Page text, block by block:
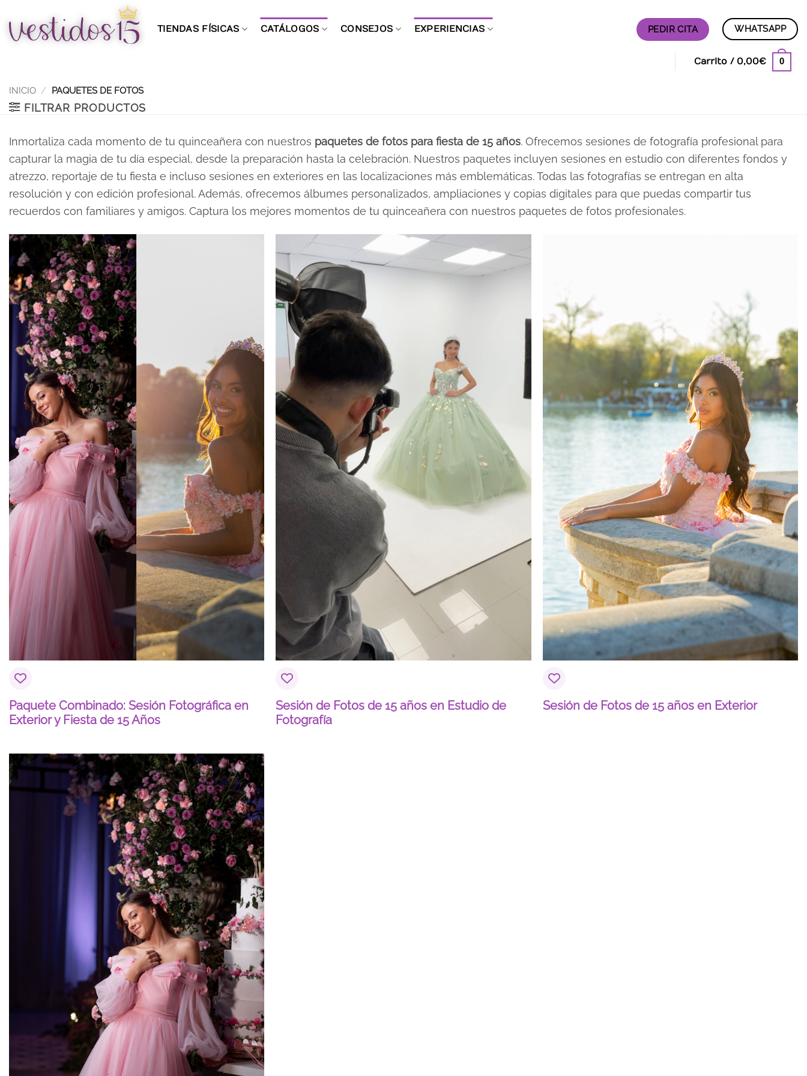
contenido
TIENDAS FÍSICAS CATÁLOGOS CONSEJOS EXPERIENCIAS PEDIR CITA WHATSAPP
Carrito / 0,00€ 0
INICIO / PAQUETES DE FOTOS
FILTRAR PRODUCTOS
Inmortaliza cada momento de tu quinceañera con nuestros paquetes de fotos para fiesta de 15 años. Ofrecemos sesiones de fotografía profesional para
capturar la magia de tu día especial, desde la preparación hasta la celebración. Nuestros paquetes incluyen sesiones en estudio con diferentes fondos y
atrezzo, reportaje de tu fiesta e incluso sesiones en exteriores en las localizaciones más emblemáticas. Todas las fotografías se entregan en alta
resolución y con edición profesional. Además, ofrecemos álbumes personalizados, ampliaciones y copias digitales para que puedas compartir tus
recuerdos con familiares y amigos. Captura los mejores momentos de tu quinceañera con nuestros paquetes de fotos profesionales.
Paquete Combinado: Sesión Fotográfica en
Exterior y Fiesta de 15 Años
Sesión de Fotos de 15 años en Estudio de
Fotografía
Sesión de Fotos de 15 años en Exterior